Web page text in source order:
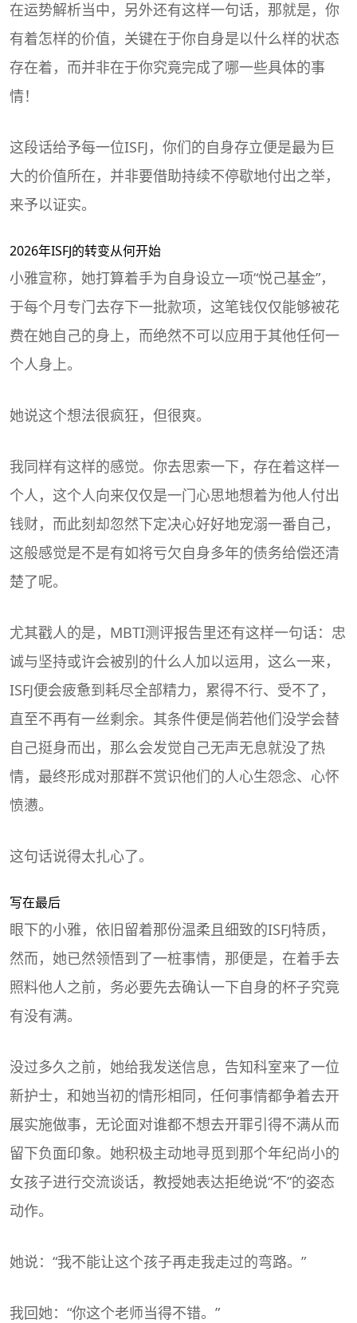
在运势解析当中，另外还有这样一句话，那就是，你
有着怎样的价值，关键在于你自身是以什么样的状态
存在着，而并非在于你究竟完成了哪一些具体的事
情！
这段话给予每一位ISFJ，你们的自身存立便是最为巨
大的价值所在，并非要借助持续不停歇地付出之举，
来予以证实。
2026年ISFJ的转变从何开始
小雅宣称，她打算着手为自身设立一项“悦己基金”，
于每个月专门去存下一批款项，这笔钱仅仅能够被花
费在她自己的身上，而绝然不可以应用于其他任何一
个人身上。
她说这个想法很疯狂，但很爽。
我同样有这样的感觉。你去思索一下，存在着这样一
个人，这个人向来仅仅是一门心思地想着为他人付出
钱财，而此刻却忽然下定决心好好地宠溺一番自己，
这般感觉是不是有如将亏欠自身多年的债务给偿还清
楚了呢。
尤其戳人的是， MBTI测评报告里还有这样一句话：忠
诚与坚持或许会被别的什么人加以运用，这么一来，
ISFJ便会疲惫到耗尽全部精力，累得不行、受不了，
直至不再有一丝剩余。其条件便是倘若他们没学会替
自己挺身而出，那么会发觉自己无声无息就没了热
情，最终形成对那群不赏识他们的人心生怨念、心怀
愤懑。
这句话说得太扎心了。
写在最后
眼下的小雅，依旧留着那份温柔且细致的ISFJ特质，
然而，她已然领悟到了一桩事情，那便是，在着手去
照料他人之前，务必要先去确认一下自身的杯子究竟
有没有满。
没过多久之前，她给我发送信息，告知科室来了一位
新护士，和她当初的情形相同，任何事情都争着去开
展实施做事，无论面对谁都不想去开罪引得不满从而
留下负面印象。她积极主动地寻觅到那个年纪尚小的
女孩子进行交流谈话，教授她表达拒绝说“不”的姿态
动作。
她说：“我不能让这个孩子再走我走过的弯路。”
我回她：“你这个老师当得不错。”